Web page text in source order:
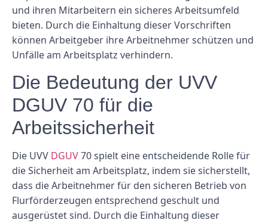
und ihren Mitarbeitern ein sicheres Arbeitsumfeld
bieten. Durch die Einhaltung dieser Vorschriften
können Arbeitgeber ihre Arbeitnehmer schützen und
Unfälle am Arbeitsplatz verhindern.
Die Bedeutung der UVV
DGUV 70 für die
Arbeitssicherheit
Die UVV DGUV70 spielt eine entscheidende Rolle für
die Sicherheit am Arbeitsplatz, indem sie sicherstellt,
dass die Arbeitnehmer für den sicheren Betrieb von
Flurförderzeugen entsprechend geschult und
ausgerüstet sind. Durch die Einhaltung dieser